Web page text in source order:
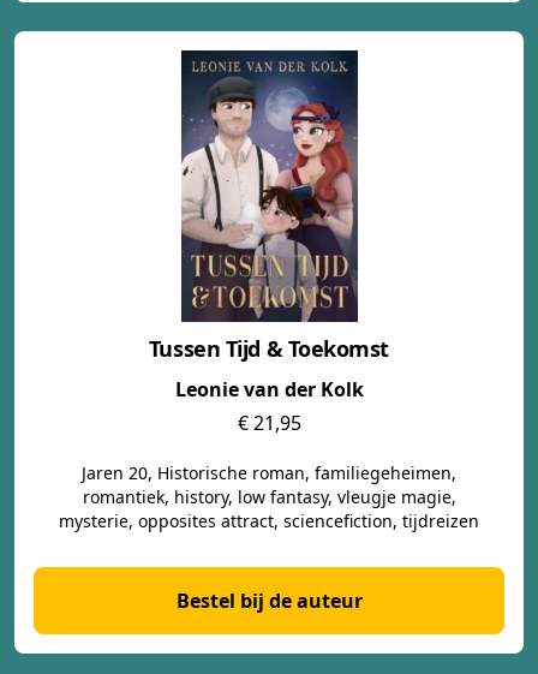
Tussen Tijd & Toekomst
Leonie van der Kolk
€ 21,95
Jaren 20, Historische roman, familiegeheimen,
romantiek, history, low fantasy, vleugje magie,
mysterie, opposites attract, sciencefiction, tijdreizen
Bestel bij de auteur